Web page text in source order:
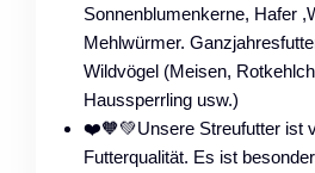
Sonnenblumenkerne, Hafer
Mehlwürmer.
Wildvögel (Meisen,
Haussperrling usw.)
❤️🧡💚Unsere Streufutter ist
Futterqualität. Es ist